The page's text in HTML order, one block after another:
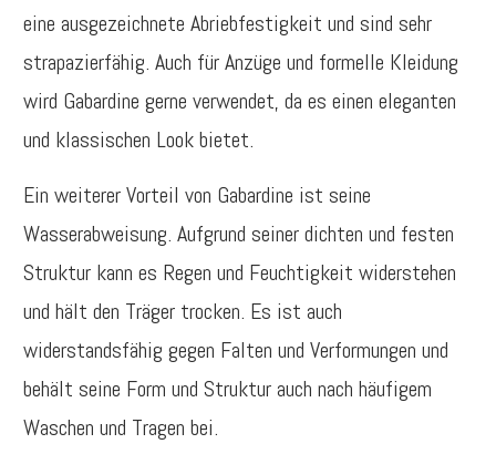
eine ausgezeichnete Abriebfestigkeit und sind sehr
strapazierfähig. Auch für Anzüge und formelle Kleidung
wird Gabardine gerne verwendet, da es einen eleganten
und klassischen Look bietet.
Ein weiterer Vorteil von Gabardine ist seine
Wasserabweisung. Aufgrund seiner dichten und festen
Struktur kann es Regen und Feuchtigkeit widerstehen
und hält den Träger trocken. Es ist auch
widerstandsfähig gegen Falten und Verformungen und
behält seine Form und Struktur auch nach häufigem
Waschen und Tragen bei.